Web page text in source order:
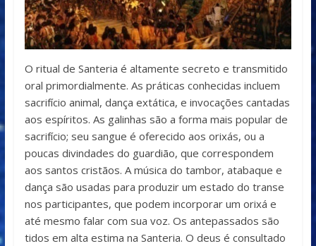
O ritual de Santeria é altamente secreto e transmitido
oral primordialmente. As práticas conhecidas incluem
sacrifício animal, dança extática, e invocações cantadas
aos espíritos. As galinhas são a forma mais popular de
sacrifício; seu sangue é oferecido aos orixás, ou a
poucas divindades do guardião, que correspondem
aos santos cristãos. A música do tambor, atabaque e
dança são usadas para produzir um estado do transe
nos participantes, que podem incorporar um orixá e
até mesmo falar com sua voz. Os antepassados são
tidos em alta estima na Santeria. O deus é consultado